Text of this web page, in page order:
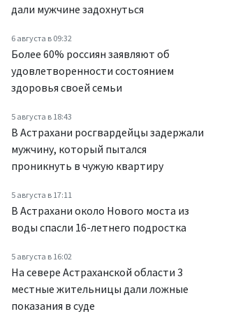
дали мужчине задохнуться
6 августа в 09:32
Более 60% россиян заявляют об
удовлетворенности состоянием
здоровья своей семьи
5 августа в 18:43
В Астрахани росгвардейцы задержали
мужчину, который пытался
проникнуть в чужую квартиру
5 августа в 17:11
В Астрахани около Нового моста из
воды спасли 16-летнего подростка
5 августа в 16:02
На севере Астраханской области 3
местные жительницы дали ложные
показания в суде